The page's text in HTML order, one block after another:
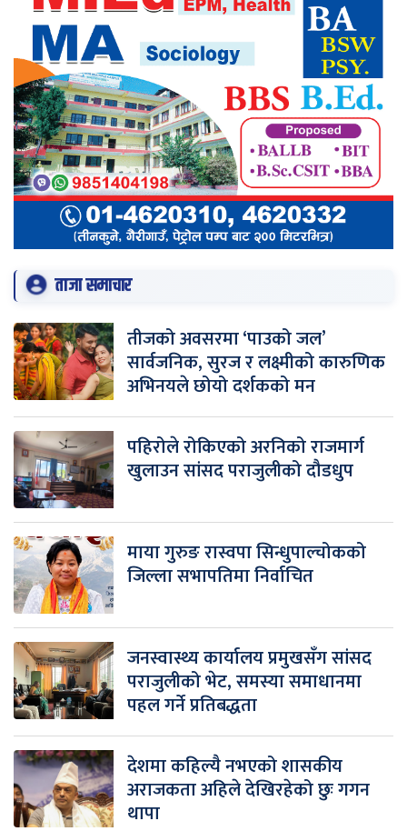
ताजा समाचार
तीजको अवसरमा ‘पाउको जल’
सार्वजनिक, सुरज र लक्ष्मीको कारुणिक
अभिनयले छोयो दर्शकको मन
पहिरोले रोकिएको अरनिको राजमार्ग
खुलाउन सांसद पराजुलीको दौडधुप
माया गुरुङ रास्वपा सिन्धुपाल्चोकको
जिल्ला सभापतिमा निर्वाचित
जनस्वास्थ्य कार्यालय प्रमुखसँग सांसद
पराजुलीको भेट, समस्या समाधानमा
पहल गर्ने प्रतिबद्धता
देशमा कहिल्यै नभएको शासकीय
अराजकता अहिले देखिरहेको छुः गगन
थापा